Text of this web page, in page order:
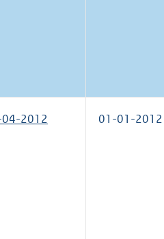
2012 01-01-2012